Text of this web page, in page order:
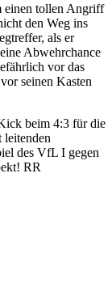
einen tollen Angriff
den Weg ins
als er
Abwehrchance
vor das
seinen Kasten
beim 4:3 für die
leitenden
des VfL I gegen
RR